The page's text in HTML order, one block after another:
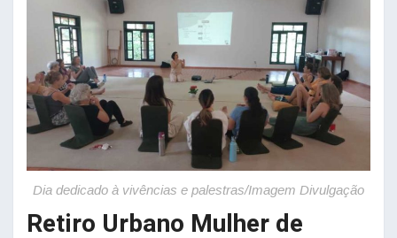
Dia dedicado à vivências e palestras/Imagem Divulgação
Retiro Urbano Mulher de